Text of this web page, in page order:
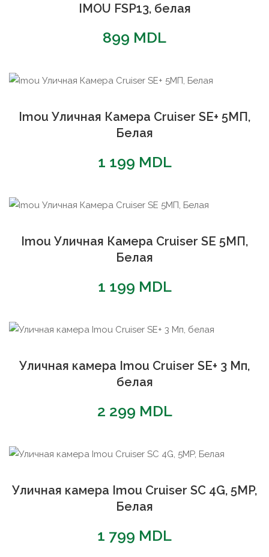
IMOU FSP13, белая
899 MDL
Imou Уличная Камера Cruiser SE+ 5МП,
Белая
1 199 MDL
Imou Уличная Камера Cruiser SE 5МП,
Белая
1 199 MDL
Уличная камера Imou Cruiser SE+ 3 Мп,
белая
2 299 MDL
Уличная камера Imou Cruiser SC 4G, 5MP,
Белая
1 799 MDL